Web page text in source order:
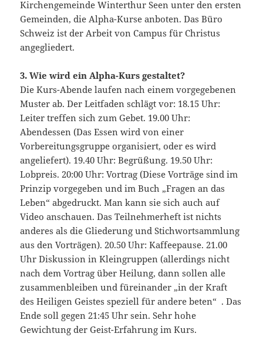
Kirchengemeinde Winterthur Seen unter den ersten
Gemeinden, die Alpha-Kurse anboten. Das Büro
Schweiz ist der Arbeit von Campus für Christus
angegliedert.
3. Wie wird ein Alpha-Kurs gestaltet?
Die Kurs-Abende laufen nach einem vorgegebenen
Muster ab. Der Leitfaden schlägt vor: 18.15 Uhr:
Leiter treffen sich zum Gebet. 19.00 Uhr:
Abendessen (Das Essen wird von einer
Vorbereitungsgruppe organisiert, oder es wird
angeliefert). 19.40 Uhr: Begrüßung. 19.50 Uhr:
Lobpreis. 20:00 Uhr: Vortrag (Diese Vorträge sind im
Prinzip vorgegeben und im Buch „Fragen an das
Leben“ abgedruckt. Man kann sie sich auch auf
Video anschauen. Das Teilnehmerheft ist nichts
anderes als die Gliederung und Stichwortsammlung
aus den Vorträgen). 20.50 Uhr: Kaffeepause. 21.00
Uhr Diskussion in Kleingruppen (allerdings nicht
nach dem Vortrag über Heilung, dann sollen alle
zusammenbleiben und füreinander „in der Kraft
des Heiligen Geistes speziell für andere beten“ . Das
Ende soll gegen 21:45 Uhr sein. Sehr hohe
Gewichtung der Geist-Erfahrung im Kurs.